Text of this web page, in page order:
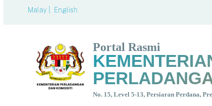
Malay | English
Portal Rasmi
No. 15, Level 5-13, Persiaran Perdana,